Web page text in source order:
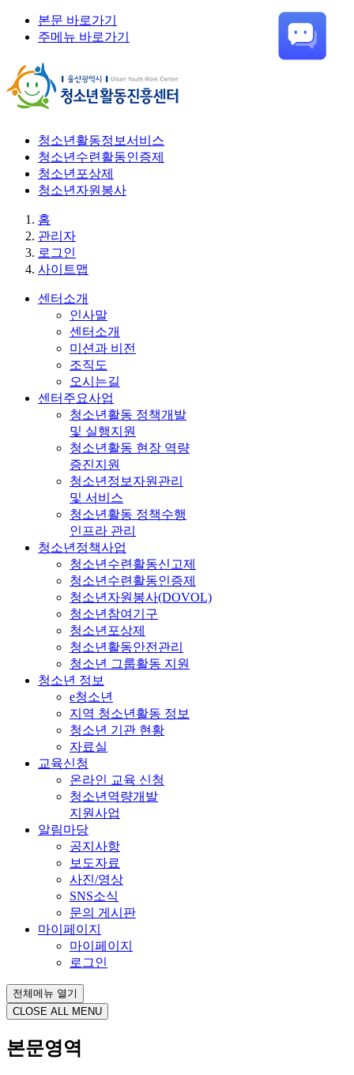
본문 바로가기
주메뉴 바로가기
청소년활동정보서비스
청소년수련활동인증제
청소년포상제
청소년자원봉사
홈
관리자
로그인
사이트맵
센터소개
인사말
센터소개
미션과 비전
조직도
오시는길
센터주요사업
청소년활동 정책개발
및 실행지원
청소년활동 현장 역량
증진지원
청소년정보자원관리
및 서비스
청소년활동 정책수행
인프라 관리
청소년정책사업
청소년수련활동신고제
청소년수련활동인증제
청소년자원봉사(DOVOL)
청소년참여기구
청소년포상제
청소년활동안전관리
청소년 그룹활동 지원
청소년 정보
e청소년
지역 청소년활동 정보
청소년 기관 현황
자료실
교육신청
온라인 교육 신청
청소년역량개발
지원사업
알림마당
공지사항
보도자료
사진/영상
SNS소식
문의 게시판
마이페이지
마이페이지
로그인
전체메뉴 열기
CLOSE ALL MENU
본문영역